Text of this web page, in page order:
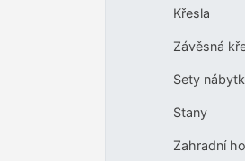
Křesla
Závěsná
Sety
Stany
Zahradní